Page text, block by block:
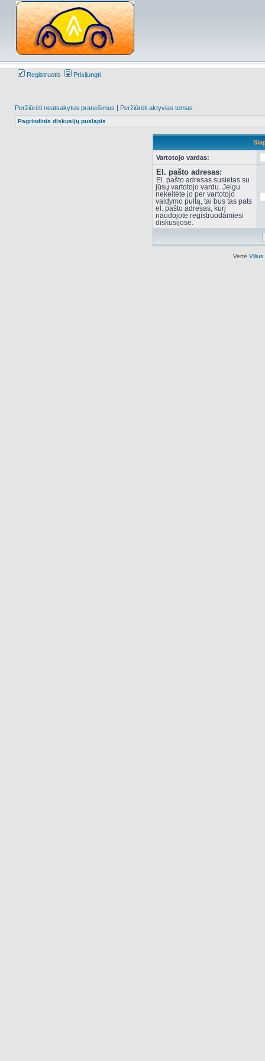
Registruotis Prisijungti
Peržiūrėti neatsakytus pranešimus | Peržiūrėti aktyvias temas
Pagrindinis diskusijų puslapis
Vartotojo vardas:
El. pašto adresas:
El. pašto adresas susietas su
jūsų vartotojo vardu. Jeigu
nekeitėte jo per vartotojo
valdymo pultą, tai bus tas pats
el. pašto adresas, kurį
naudojote registruodamiesi
diskusijose.
Vertė Vilius